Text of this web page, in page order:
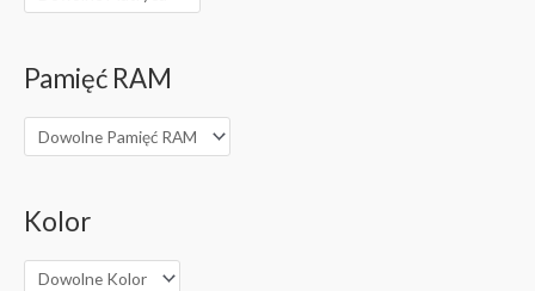
Pamięć RAM
Kolor